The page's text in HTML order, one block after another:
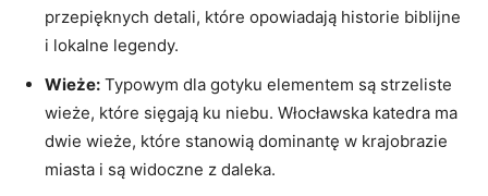
przepięknych detali, które opowiadają⁣ historie biblijne
i⁤ lokalne legendy.
Wieże: Typowym dla gotyku elementem są strzeliste‍
wieże, które ​sięgają ⁤ku niebu. Włocławska katedra ma
dwie wieże,⁣ które stanowią dominantę w krajobrazie
miasta i są⁣ widoczne z daleka.